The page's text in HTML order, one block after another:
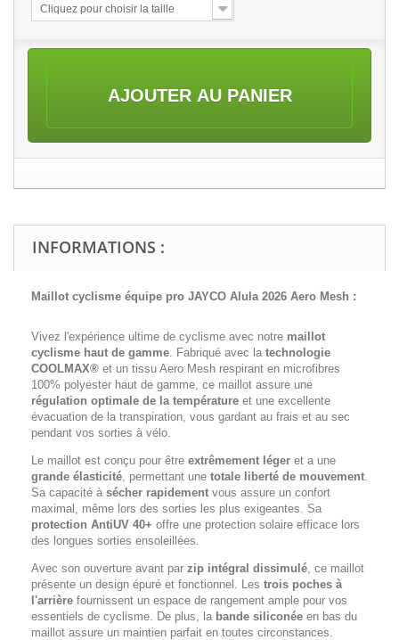
Cliquez pour choisir la taille
AJOUTER AU PANIER
INFORMATIONS :
Maillot cyclisme équipe pro JAYCO Alula 2026 Aero Mesh :
Vivez l'expérience ultime de cyclisme avec notre maillot
cyclisme haut de gamme. Fabriqué avec la technologie
COOLMAX® et un tissu Aero Mesh respirant en microfibres
100% polyester haut de gamme, ce maillot assure une
régulation optimale de la température et une excellente
évacuation de la transpiration, vous gardant au frais et au sec
pendant vos sorties à vélo.
Le maillot est conçu pour être extrêmement léger et a une
grande élasticité, permettant une totale liberté de mouvement.
Sa capacité à sécher rapidement vous assure un confort
maximal, même lors des sorties les plus exigeantes. Sa
protection AntiUV 40+ offre une protection solaire efficace lors
des longues sorties ensoleillées.
Avec son ouverture avant par zip intégral dissimulé, ce maillot
présente un design épuré et fonctionnel. Les trois poches à
l'arrière fournissent un espace de rangement ample pour vos
essentiels de cyclisme. De plus, la bande siliconée en bas du
maillot assure un maintien parfait en toutes circonstances.